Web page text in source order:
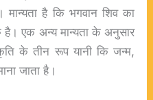
है कि भगवान शिव का
है। एक अन्य मान्यता के अनुसार
के तीन रूप यानी कि जन्म,
जाता है।